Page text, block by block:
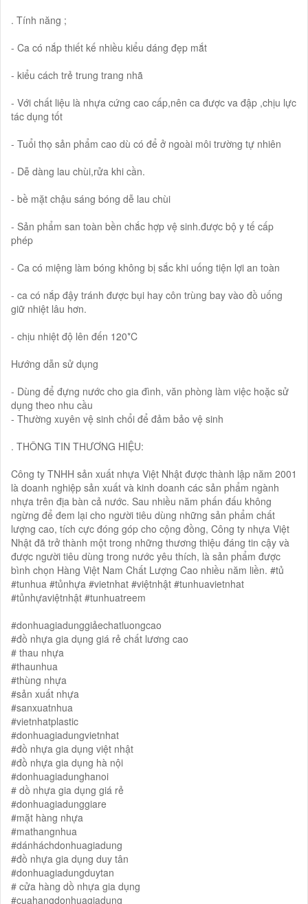
. Tính năng ;
- Ca có nắp thiết kế nhiều kiểu dáng đẹp mắt
- kiểu cách trẻ trung trang nhã
- Với chất liệu là nhựa cứng cao cấp,nên ca được va đập ,chịu lực
tác dụng tốt
- Tuổi thọ sản phẩm cao dù có để ở ngoài môi trường tự nhiên
- Dễ dàng lau chùi,rửa khi cần.
- bề mặt chậu sáng bóng dễ lau chùi
- Sản phẩm san toàn bền chắc hợp vệ sinh.được bộ y tế cấp
phép
- Ca có miệng làm bóng không bị sắc khi uống tiện lợi an toàn
- ca có nắp đậy tránh được bụi hay côn trùng bay vào đồ uống
giữ nhiệt lâu hơn.
- chịu nhiệt độ lên đến 120*C
Hướng dẫn sử dụng
- Dùng để đựng nước cho gia đình, văn phòng làm việc hoặc sử
dụng theo nhu cầu
- Thường xuyên vệ sinh chổi để đảm bảo vệ sinh
. THÔNG TIN THƯƠNG HIỆU:
Công ty TNHH sản xuất nhựa Việt Nhật được thành lập năm 2001
là doanh nghiệp sản xuất và kinh doanh các sản phẩm ngành
nhựa trên địa bàn cả nước. Sau nhiều năm phấn đấu không
ngừng để đem lại cho người tiêu dùng những sản phẩm chất
lượng cao, tích cực đóng góp cho cộng đồng, Công ty nhựa Việt
Nhật đã trở thành một trong những thương thiệu đáng tin cậy và
được người tiêu dùng trong nước yêu thích, là sản phẩm được
bình chọn Hàng Việt Nam Chất Lượng Cao nhiều năm liền. #tủ
#tunhua #tủnhựa #vietnhat #việtnhật #tunhuavietnhat
#tủnhựaviệtnhật #tunhuatreem
#donhuagiadunggiảechatluongcao
#đồ nhựa gia dụng giá rẻ chất lương cao
# thau nhựa
#thaunhua
#thùng nhựa
#sản xuất nhựa
#sanxuatnhua
#vietnhatplastic
#donhuagiadungvietnhat
#đồ nhựa gia dụng việt nhật
#đồ nhựa gia dụng hà nội
#donhuagiadunghanoi
# dồ nhựa gia dụng giá rẻ
#donhuagiadunggiare
#mặt hàng nhựa
#mathangnhua
#dánháchdonhuagiadung
#đồ nhựa gia dụng duy tân
#donhuagiadungduytan
# cửa hàng dồ nhựa gia dụng
#cuahangdonhuagiadung